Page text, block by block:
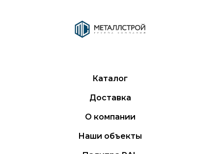
Каталог
Доставка
О компании
Наши объекты